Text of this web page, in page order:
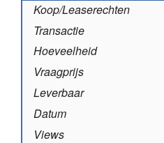
Koop/Leaserechten
Transactie
Hoeveelheid
Vraagprijs
Leverbaar
Datum
Views